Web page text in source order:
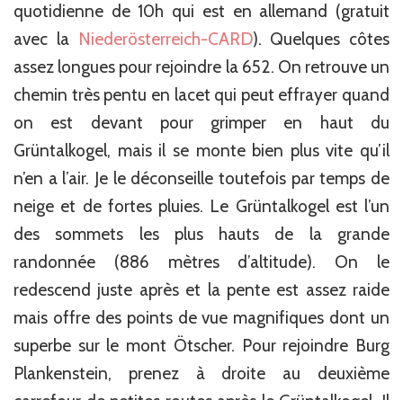
quotidienne de 10h qui est en allemand (gratuit
avec la Niederösterreich-CARD). Quelques côtes
assez longues pour rejoindre la 652. On retrouve un
chemin très pentu en lacet qui peut effrayer quand
on est devant pour grimper en haut du
Grüntalkogel, mais il se monte bien plus vite qu’il
n’en a l’air. Je le déconseille toutefois par temps de
neige et de fortes pluies. Le Grüntalkogel est l’un
des sommets les plus hauts de la grande
randonnée (886 mètres d’altitude). On le
redescend juste après et la pente est assez raide
mais offre des points de vue magnifiques dont un
superbe sur le mont Ötscher. Pour rejoindre Burg
Plankenstein, prenez à droite au deuxième